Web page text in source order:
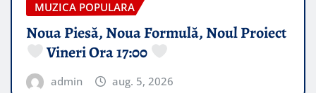
MUZICA POPULARA
Noua Piesă, Noua Formulă, Noul Proiect
Vineri Ora 17:00
admin aug. 5, 2026